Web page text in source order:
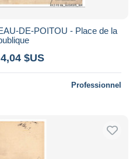
DE-POITOU - Place de la
$US
Professionnel